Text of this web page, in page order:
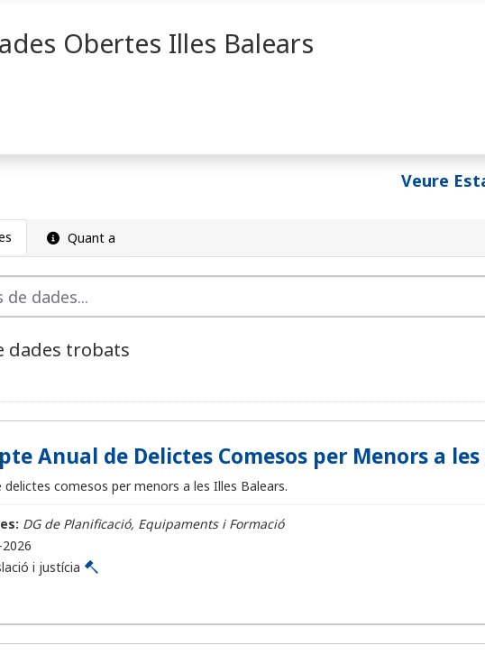
Obertes Illes Balears
Veure
Quant a
dades trobats
Anual de Delictes Comesos per Menors a
delictes comesos per menors a les Illes Balears.
DG de Planificació, Equipaments i Formació
i justícia